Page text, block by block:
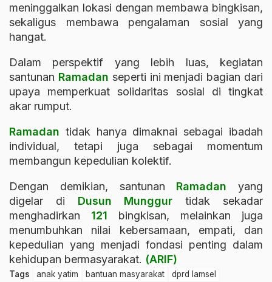
meninggalkan lokasi dengan membawa bingkisan,
sekaligus membawa pengalaman sosial yang
hangat.
Dalam perspektif yang lebih luas, kegiatan
santunan Ramadan seperti ini menjadi bagian dari
upaya memperkuat solidaritas sosial di tingkat
akar rumput.
Ramadan tidak hanya dimaknai sebagai ibadah
individual, tetapi juga sebagai momentum
membangun kepedulian kolektif.
Dengan demikian, santunan Ramadan yang
digelar di Dusun Munggur tidak sekadar
menghadirkan 121 bingkisan, melainkan juga
menumbuhkan nilai kebersamaan, empati, dan
kepedulian yang menjadi fondasi penting dalam
kehidupan bermasyarakat. (ARIF)
Tags anak yatim bantuan masyarakat dprd lamsel